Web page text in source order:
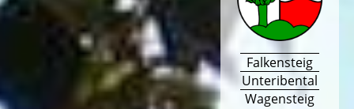
Falkensteig
Unteribental
Wagensteig